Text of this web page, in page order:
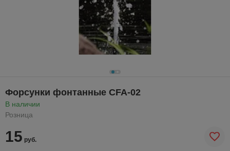
Форсунки фонтанные CFA-02
В наличии
Розница
15 руб.